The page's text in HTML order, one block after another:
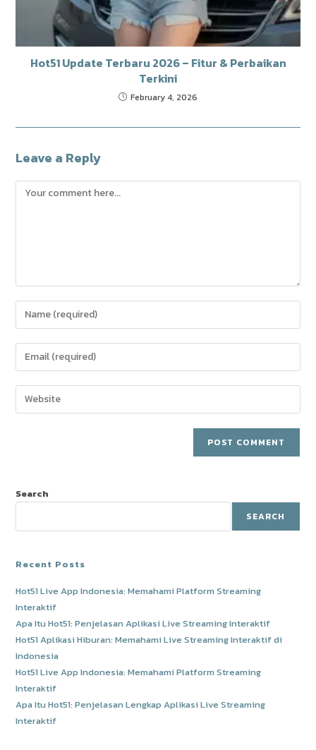
Hot51 Update Terbaru 2026 – Fitur & Perbaikan
Terkini
February 4, 2026
Leave a Reply
Comment
Enter
your
name
to
comment
Enter
your
email
address
Enter
your
Search
SEARCH
Recent Posts
Hot51 Live App Indonesia: Memahami Platform Streaming
Interaktif
Apa Itu Hot51: Penjelasan Aplikasi Live Streaming Interaktif
Hot51 Aplikasi Hiburan: Memahami Live Streaming Interaktif di
Indonesia
Hot51 Live App Indonesia: Memahami Platform Streaming
Interaktif
Apa Itu Hot51: Penjelasan Lengkap Aplikasi Live Streaming
Interaktif